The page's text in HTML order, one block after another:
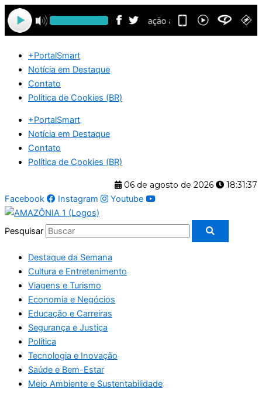
Ir
para
o
+PortalSmart
Notícia em Destaque
Contato
Política de Cookies (BR)
+PortalSmart
Notícia em Destaque
Contato
Política de Cookies (BR)
06 de agosto de 2026
18:31:38
Facebook
Instagram Youtube
Pesquisar
Destaque da Semana
Cultura e Entretenimento
Viagens e Turismo
Economia e Negócios
Educação e Carreiras
Segurança e Justiça
Política
Tecnologia e Inovação
Saúde e Bem-Estar
Meio Ambiente e Sustentabilidade